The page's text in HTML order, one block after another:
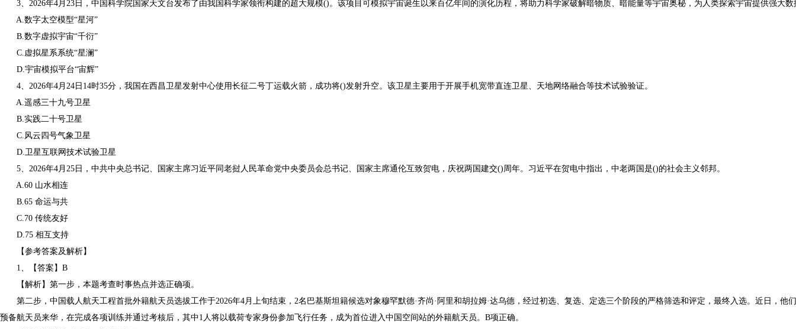
3、2026年4月23日，中国科学院国家天文台发布了由我国科学家领衔构建的超大规模()。该项目可模拟宇宙诞生以来百亿年间的演化历程，将助力科学家破解暗物质、暗能量等宇宙奥秘，为人类探索宇宙提供强大数
A.数字太空模型“星河”
B.数字虚拟宇宙“千衍”
C.虚拟星系系统“星澜”
D.宇宙模拟平台“宙辉”
4、2026年4月24日14时35分，我国在西昌卫星发射中心使用长征二号丁运载火箭，成功将()发射升空。该卫星主要用于开展手机宽带直连卫星、天地网络融合等技术试验验证。
A.遥感三十九号卫星
B.实践二十号卫星
C.风云四号气象卫星
D.卫星互联网技术试验卫星
5、2026年4月25日，中共中央总书记、国家主席习近平同老挝人民革命党中央委员会总书记、国家主席通伦互致贺电，庆祝两国建交()周年。习近平在贺电中指出，中老两国是()的社会主义邻邦。
A.60 山水相连
B.65 命运与共
C.70 传统友好
D.75 相互支持
【参考答案及解析】
1、【答案】B
【解析】第一步，本题考查时事热点并选正确项。
第二步，中国载人航天工程首批外籍航天员选拔工作于2026年4月上旬结束，2名巴基斯坦籍候选对象穆罕默德·齐尚·阿里和胡拉姆·达乌德，经过初选、复选、定选三个阶段的严格筛选和评定，最终入选。近日，他
预备航天员来华，在完成各项训练并通过考核后，其中1人将以载荷专家身份参加飞行任务，成为首位进入中国空间站的外籍航天员。B项正确。